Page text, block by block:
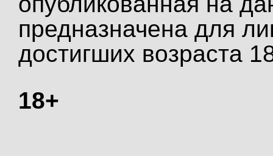
предназначена для
достигших возраста
18+